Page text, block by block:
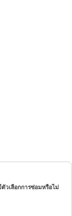
วเลือกการซ่อมหรือไม่